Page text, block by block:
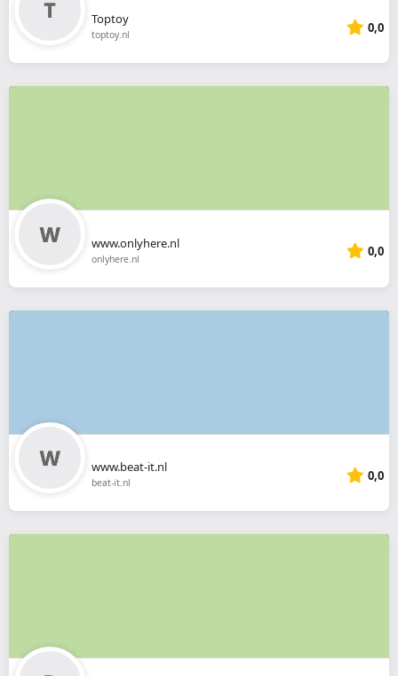
Toptoy
toptoy.nl 0,0
www.onlyhere.nl
onlyhere.nl 0,0
www.beat-it.nl
beat-it.nl 0,0